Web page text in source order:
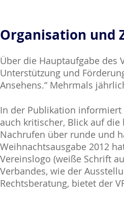
Organisation und
Über die Hauptaufgabe des
Unterstützung und
Ansehens.“ Mehrmals
In der Publikation informiert
auch kritischer, Blick auf
Nachrufen über runde und
Weihnachtsausgabe 2012
Vereinslogo (weiße Schrift
Verbandes, wie der
Rechtsberatung, bietet der